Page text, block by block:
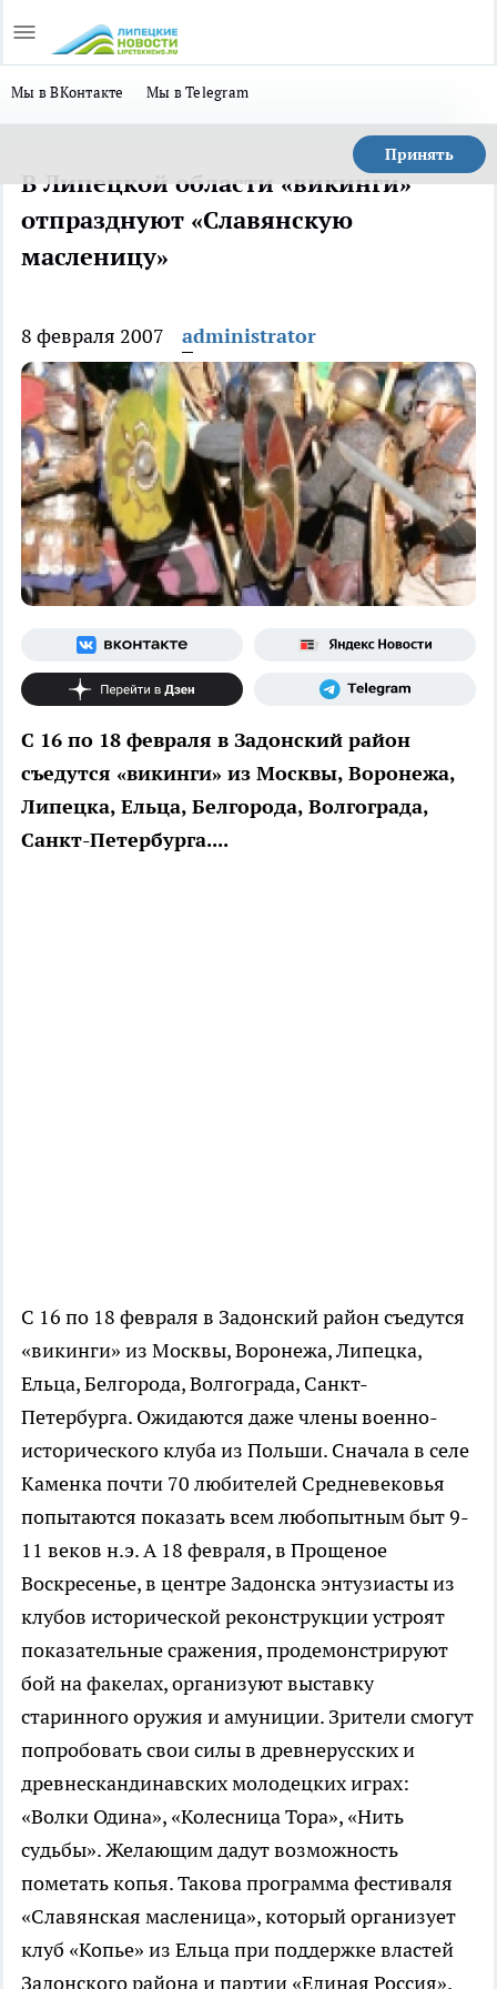
Мы в ВКонтакте Мы в Telegram
Принять
В Липецкой области «викинги»
отпразднуют «Славянскую
масленицу»
8 февраля 2007 administrator
С 16 по 18 февраля в Задонский район
съедутся «викинги» из Москвы, Воронежа,
Липецка, Ельца, Белгорода, Волгограда,
Санкт-Петербурга....
С 16 по 18 февраля в Задонский район съедутся
«викинги» из Москвы, Воронежа, Липецка,
Ельца, Белгорода, Волгограда, Санкт-
Петербурга. Ожидаются даже члены военно-
исторического клуба из Польши. Сначала в селе
Каменка почти 70 любителей Средневековья
попытаются показать всем любопытным быт 9-
11 веков н.э. А 18 февраля, в Прощеное
Воскресенье, в центре Задонска энтузиасты из
клубов исторической реконструкции устроят
показательные сражения, продемонстрируют
бой на факелах, организуют выставку
старинного оружия и амуниции. Зрители смогут
попробовать свои силы в древнерусских и
древнескандинавских молодецких играх:
«Волки Одина», «Колесница Тора», «Нить
судьбы». Желающим дадут возможность
пометать копья. Такова программа фестиваля
«Славянская масленица», который организует
клуб «Копье» из Ельца при поддержке властей
Задонского района и партии «Единая Россия».